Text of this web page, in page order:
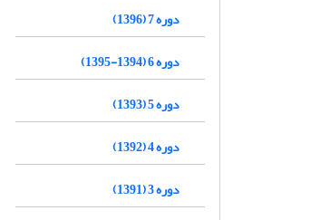
دوره 7 (1396)
دوره 6 (1394-1395)
دوره 5 (1393)
دوره 4 (1392)
دوره 3 (1391)